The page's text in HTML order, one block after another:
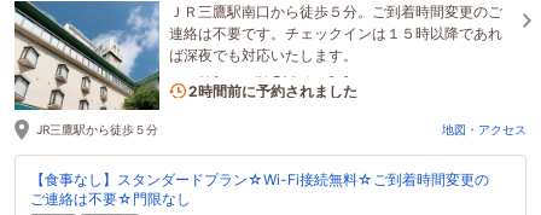
ＪＲ三鷹駅南口から徒歩５分。ご到着時間変更のご
連絡は不要です。チェックインは１５時以降であれ
ば深夜でも対応いたします。
1名がこの宿を見ています
JR三鷹駅から徒歩５分 地図・アクセス
【食事なし】スタンダードプラン☆Wi-Fi接続無料☆ご到着時間変更の
ご連絡は不要☆門限なし